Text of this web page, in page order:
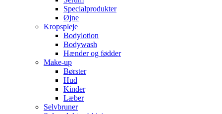
Specialprodukter
Øjne
Kropspleje
Bodylotion
Bodywash
Hænder og fødder
Make-up
Børster
Hud
Kinder
Læber
Selvbruner